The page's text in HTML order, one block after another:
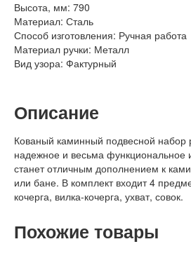
Высота, мм: 790
Материал: Сталь
Способ изготовления: Ручная работа
Материал ручки: Металл
Вид узора: Фактурный
Описание
Кованый каминный подвесной набор
надежное и весьма функциональное
станет отличным дополнением к
или бане. В комплект входит 4
кочерга, вилка-кочерга, ухват, совок.
Похожие товары